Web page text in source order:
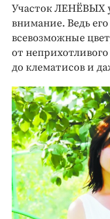
Образование
Общество
Погода
Праздники
Спорт
Экономика и
ПРОЕКТЫ
Блоги
Издания
Медиаперсона
Интересное
Участок ЛЕНЁВЫХ
внимание. Ведь
всевозможные
от
до клематисов и